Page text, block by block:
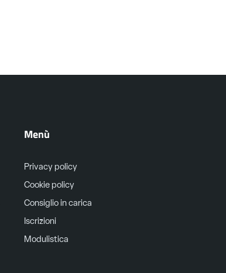
Menù
Privacy policy
Cookie policy
Consiglio in carica
Iscrizioni
Modulistica